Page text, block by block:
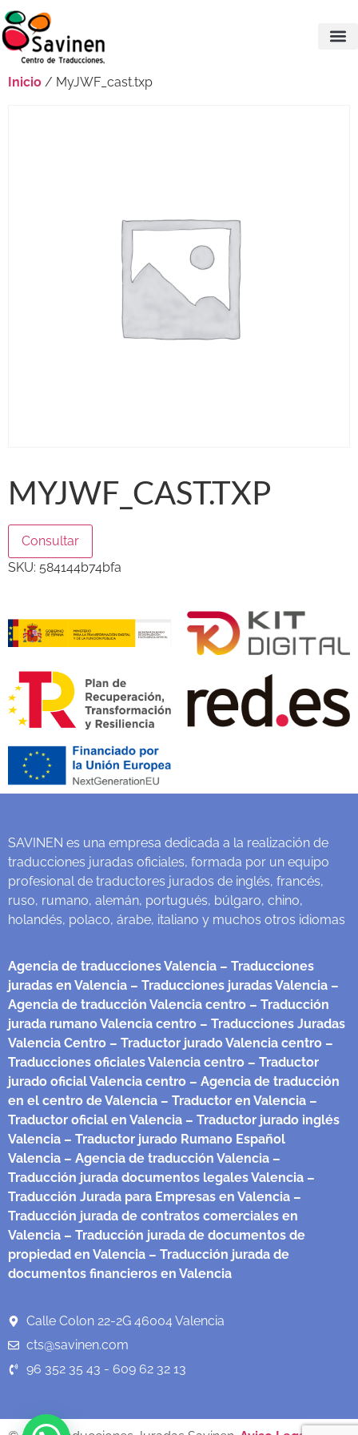
Inicio / MyJWF_cast.txp
MYJWF_CAST.TXP
Consultar
SKU: 584144b74bfa
SAVINEN es una empresa dedicada a la realización de
traducciones juradas oficiales, formada por un equipo
profesional de traductores jurados de inglés, francés,
ruso, rumano, alemán, portugués, búlgaro, chino,
holandés, polaco, árabe, italiano y muchos otros idiomas
Agencia de traducciones Valencia – Traducciones
juradas en Valencia – Traducciones juradas Valencia –
Agencia de traducción Valencia centro – Traducción
jurada rumano Valencia centro – Traducciones Juradas
Valencia Centro – Traductor jurado Valencia centro –
Traducciones oficiales Valencia centro – Traductor
jurado oficial Valencia centro – Agencia de traducción
en el centro de Valencia – Traductor en Valencia –
Traductor oficial en Valencia – Traductor jurado inglés
Valencia – Traductor jurado Rumano Español
Valencia – Agencia de traducción Valencia –
Traducción jurada documentos legales Valencia –
Traducción Jurada para Empresas en Valencia –
Traducción jurada de contratos comerciales en
Valencia – Traducción jurada de documentos de
propiedad en Valencia – Traducción jurada de
documentos financieros en Valencia
Calle Colon 22-2G 46004 Valencia
cts@savinen.com
96 352 35 43 - 609 62 32 13